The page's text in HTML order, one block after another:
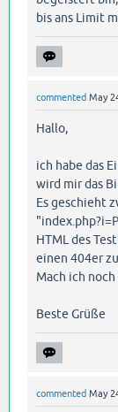
bis ans Limit
commented May
Hallo,
ich habe das
wird mir das
Es geschieht
HTML des
einen 404er
Mach ich
Beste Grüße
commented May